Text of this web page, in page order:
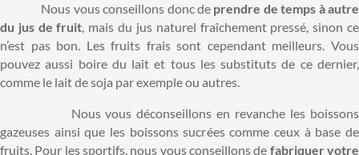
Nous vous conseillons donc de prendre de temps à autre
du jus de fruit, mais du jus naturel fraîchement pressé, sinon ce
n’est pas bon. Les fruits frais sont cependant meilleurs. Vous
pouvez aussi boire du lait et tous les substituts de ce dernier,
comme le lait de soja par exemple ou autres.
Nous vous déconseillons en revanche les boissons
gazeuses ainsi que les boissons sucrées comme ceux à base de
fruits. Pour les sportifs, nous vous conseillons de fabriquer votre